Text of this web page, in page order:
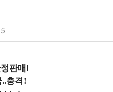
판매!